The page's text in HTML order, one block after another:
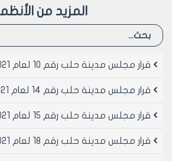
العدسة 377 ل.س
ل.س
الــرديـــف:
2-سعر المتر الطولي من تقديم
المزيد من
قرار مجلس مدينة حلب رقم 10 لعام 2021
قرار مجلس مدينة حلب رقم 14 لعام 2021
قرار مجلس مدينة حلب رقم 15 لعام 2021
قرار مجلس مدينة حلب رقم 18 لعام 2021